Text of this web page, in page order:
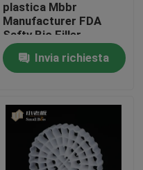
plastica Mbbr
Manufacturer FDA
Safty Bio Filler
Invia richiesta